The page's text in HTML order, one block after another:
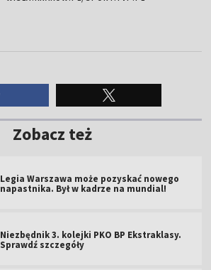
Zobacz też
Legia Warszawa może pozyskać nowego
napastnika. Był w kadrze na mundial!
Niezbędnik 3. kolejki PKO BP Ekstraklasy.
Sprawdź szczegóły